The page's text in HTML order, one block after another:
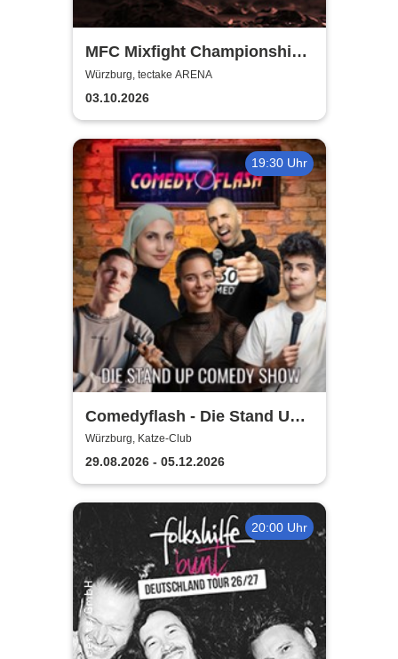
MFC Mixfight Championship |
Würzburg
Würzburg, tectake ARENA
03.10.2026
19:30 Uhr
Comedyflash - Die Stand Up
Comedy Show in Würzburg
Würzburg, Katze-Club
29.08.2026 - 05.12.2026
20:00 Uhr